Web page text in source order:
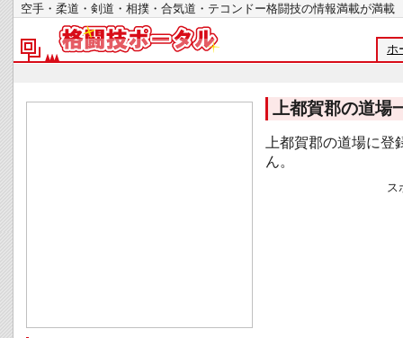
空手・柔道・剣道・相撲・合気道・テコンドー格闘技の情報満載が
ホ
上都賀郡の道場
上都賀郡の道場に
ん。
ス